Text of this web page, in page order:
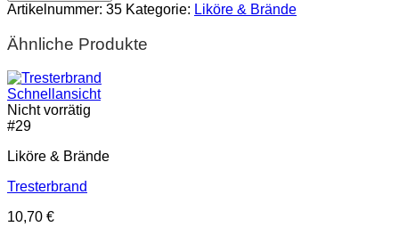
Artikelnummer: 35 Kategorie: Liköre & Brände
Ähnliche Produkte
Schnellansicht
Nicht vorrätig
#29
Liköre & Brände
Tresterbrand
10,70 €